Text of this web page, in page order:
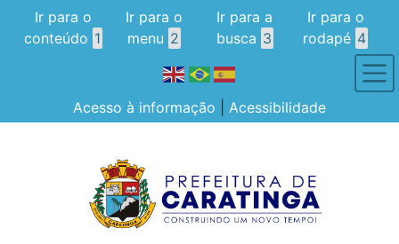
Ir para o
conteúdo 1
Ir para o
menu 2
Ir para a
busca 3
Ir para o
rodapé 4
Acesso à informação Acessibilidade